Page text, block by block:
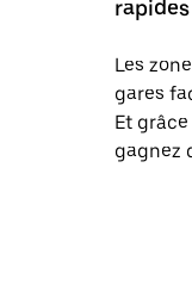
rapides
Les
gares
Et
gagnez